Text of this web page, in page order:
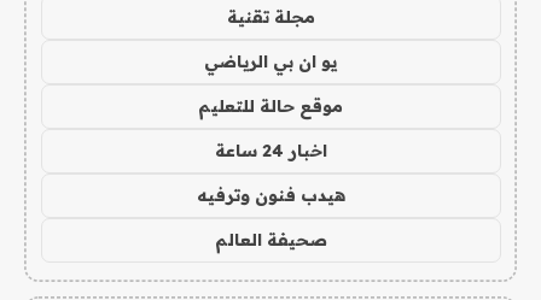
مجلة تقنية
يو ان بي الرياضي
موقع حالة للتعليم
اخبار 24 ساعة
هيدب فنون وترفيه
صحيفة العالم